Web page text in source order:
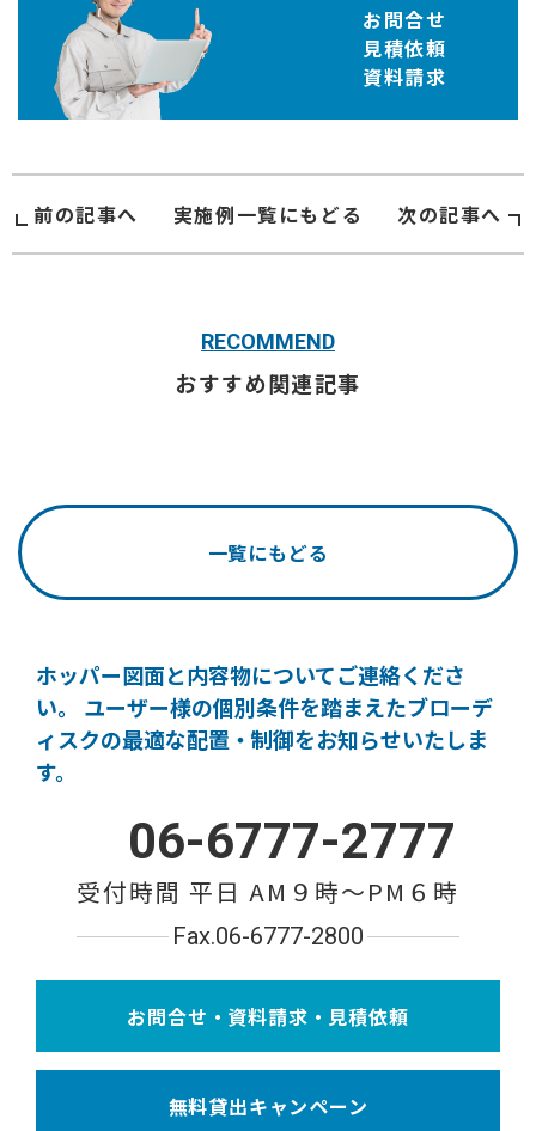
お問合せ
見積依頼
資料請求
前の記事へ 実施例一覧にもどる 次の記事へ
RECOMMEND
おすすめ関連記事
一覧にもどる
ホッパー図面と内容物についてご連絡くださ
い。
ユーザー様の個別条件を踏まえたブローデ
ィスクの最適な配置・制御をお知らせいたしま
す。
06-6777-2777
受付時間 平日 AM９時〜PM６時
Fax.06-6777-2800
お問合せ・資料請求・見積依頼
無料貸出キャンペーン